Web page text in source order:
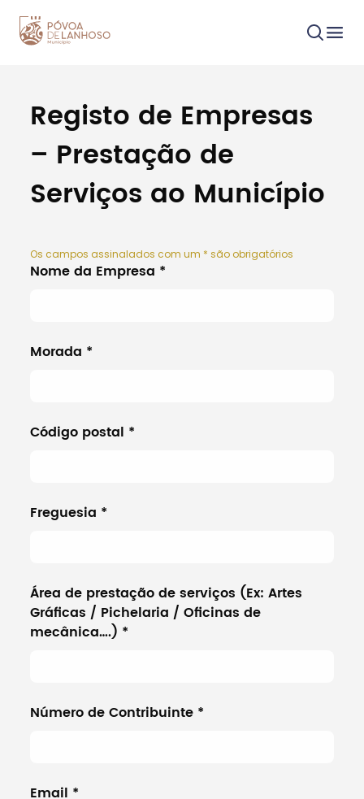
Procurar
Filtros
Registo de Empresas
– Prestação de
Serviços ao Município
Os campos assinalados com um * são obrigatórios
Nome da Empresa *
Morada *
Código postal *
Freguesia *
Área de prestação de serviços (Ex: Artes
Gráficas / Pichelaria / Oficinas de
mecânica….) *
Número de Contribuinte *
Email *